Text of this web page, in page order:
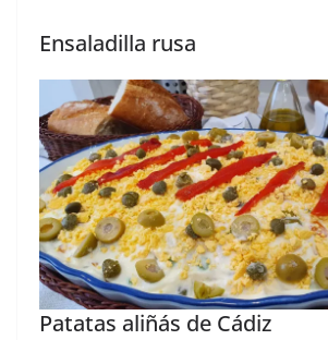
Ensaladilla rusa
Patatas aliñás de Cádiz